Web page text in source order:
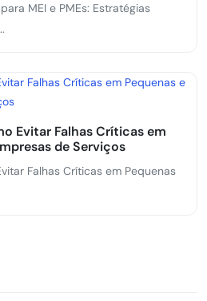
MEI e PMEs: Estratégias
Evitar Falhas Críticas em
de Serviços
Falhas Críticas em Pequenas